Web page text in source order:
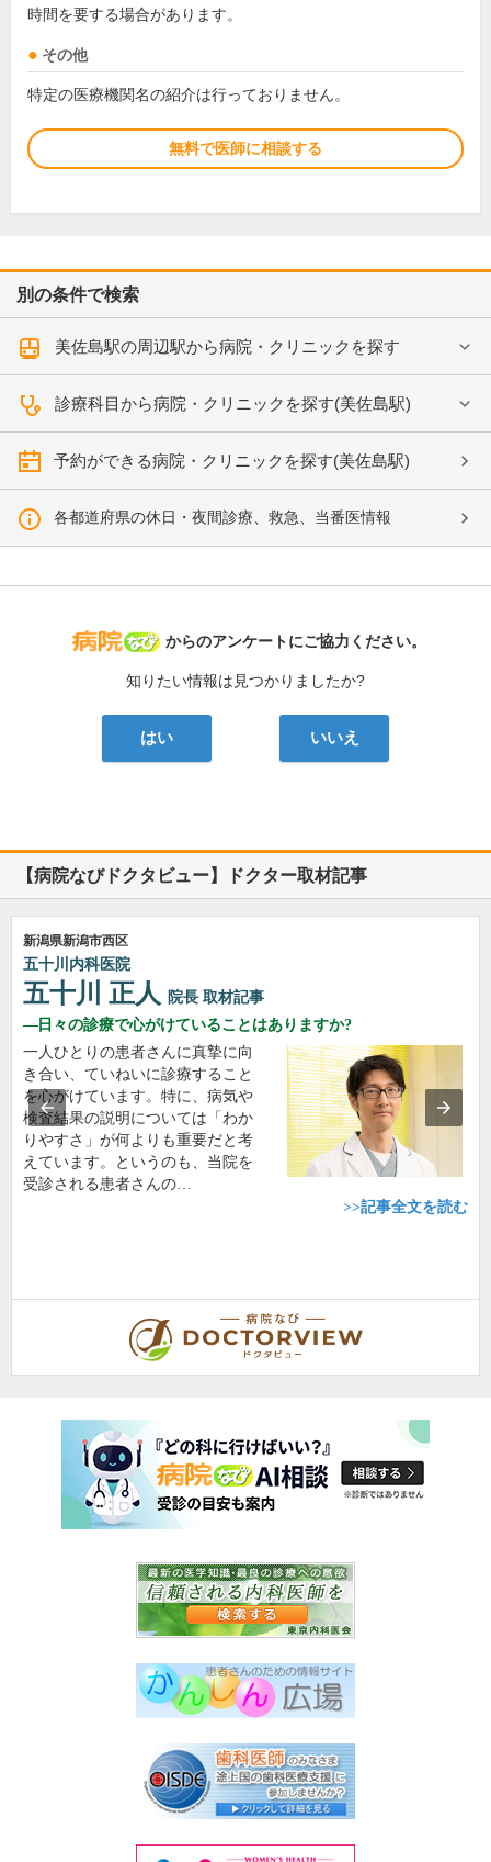
時間を要する場合があります。
その他
特定の医療機関名の紹介は行っておりません。
無料で医師に相談する
別の条件で検索
美佐島駅の周辺駅から病院・クリニックを探す
診療科目から病院・クリニックを探す(美佐島駅)
予約ができる病院・クリニックを探す(美佐島駅)
各都道府県の休日・夜間診療、救急、当番医情報
病院なび
からのアンケートにご協力ください。
知りたい情報は見つかりましたか?
はい いいえ
【病院なびドクタビュー】ドクター取材記事
新潟県新潟市西区
五十川内科医院
五十川 正人 院長 取材記事
日々の診療で心がけていることはありますか?
一人ひとりの患者さんに真摯に向
き合い、ていねいに診療すること
を心がけています。特に、病気や
検査結果の説明については「わか
りやすさ」が何よりも重要だと考
えています。というのも、当院を
受診される患者さんの…
>>記事全文を読む